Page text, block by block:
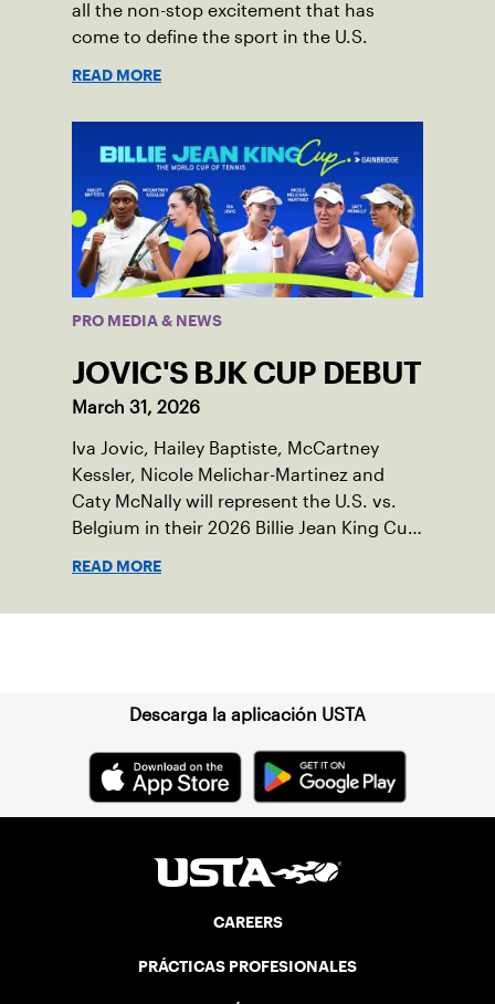
all the non-stop excitement that has
come to define the sport in the U.S.
READ MORE
PRO MEDIA & NEWS
JOVIC'S BJK CUP DEBUT
March 31, 2026
Iva Jovic, Hailey Baptiste, McCartney
Kessler, Nicole Melichar-Martinez and
Caty McNally will represent the U.S. vs.
Belgium in their 2026 Billie Jean King Cup
READ MORE
Descarga la aplicación USTA
CAREERS
PRÁCTICAS PROFESIONALES